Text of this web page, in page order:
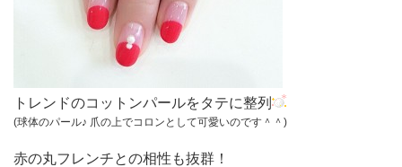
トレンドのコットンパールをタテに整列
(球体のパール♪ 爪の上でコロンとして可愛いのです＾＾)
赤の丸フレンチとの相性も抜群！